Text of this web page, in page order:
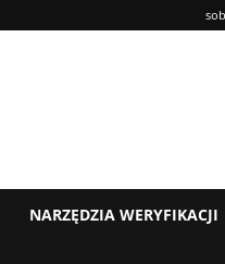
NARZĘDZIA WERYFIKACJI